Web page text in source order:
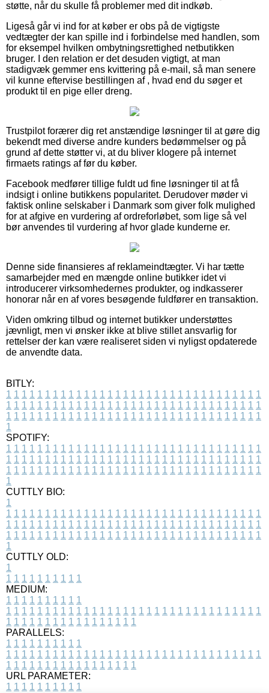
støtte, når du skulle få problemer med dit indkøb.
Ligeså går vi ind for at køber er obs på de vigtigste
vedtægter der kan spille ind i forbindelse med handlen, som
for eksempel hvilken ombytningsrettighed netbutikken
bruger. I den relation er det desuden vigtigt, at man
stadigvæk gemmer ens kvittering på e-mail, så man senere
vil kunne eftervise bestillingen af , hvad end du søger et
produkt til en pige eller dreng.
Trustpilot forærer dig ret anstændige løsninger til at gøre dig
bekendt med diverse andre kunders bedømmelser og på
grund af dette støtter vi, at du bliver klogere på internet
firmaets ratings af før du køber.
Facebook medfører tillige fuldt ud fine løsninger til at få
indsigt i online butikkens popularitet. Derudover møder vi
faktisk online selskaber i Danmark som giver folk mulighed
for at afgive en vurdering af ordreforløbet, som lige så vel
bør anvendes til vurdering af hvor glade kunderne er.
Denne side finansieres af reklameindtægter. Vi har tætte
samarbejder med en mængde online butikker idet vi
introducerer virksomhedernes produkter, og indkasserer
honorar når en af vores besøgende fuldfører en transaktion.
Viden omkring tilbud og internet butikker understøttes
jævnligt, men vi ønsker ikke at blive stillet ansvarlig for
rettelser der kan være realiseret siden vi nyligst opdaterede
de anvendte data.
BITLY:
1 1 1 1 1 1 1 1 1 1 1 1 1 1 1 1 1 1 1 1 1 1 1 1 1 1 1 1 1 1 1 1 1
1 1 1 1 1 1 1 1 1 1 1 1 1 1 1 1 1 1 1 1 1 1 1 1 1 1 1 1 1 1 1 1 1
1 1 1 1 1 1 1 1 1 1 1 1 1 1 1 1 1 1 1 1 1 1 1 1 1 1 1 1 1 1 1 1 1
1
SPOTIFY:
1 1 1 1 1 1 1 1 1 1 1 1 1 1 1 1 1 1 1 1 1 1 1 1 1 1 1 1 1 1 1 1 1
1 1 1 1 1 1 1 1 1 1 1 1 1 1 1 1 1 1 1 1 1 1 1 1 1 1 1 1 1 1 1 1 1
1 1 1 1 1 1 1 1 1 1 1 1 1 1 1 1 1 1 1 1 1 1 1 1 1 1 1 1 1 1 1 1 1
1
CUTTLY BIO:
1
1 1 1 1 1 1 1 1 1 1 1 1 1 1 1 1 1 1 1 1 1 1 1 1 1 1 1 1 1 1 1 1 1
1 1 1 1 1 1 1 1 1 1 1 1 1 1 1 1 1 1 1 1 1 1 1 1 1 1 1 1 1 1 1 1 1
1 1 1 1 1 1 1 1 1 1 1 1 1 1 1 1 1 1 1 1 1 1 1 1 1 1 1 1 1 1 1 1 1
1
CUTTLY OLD:
1
1 1 1 1 1 1 1 1 1 1
MEDIUM:
1 1 1 1 1 1 1 1 1 1
1 1 1 1 1 1 1 1 1 1 1 1 1 1 1 1 1 1 1 1 1 1 1 1 1 1 1 1 1 1 1 1 1
1 1 1 1 1 1 1 1 1 1 1 1 1 1 1 1 1
PARALLELS:
1 1 1 1 1 1 1 1 1 1
1 1 1 1 1 1 1 1 1 1 1 1 1 1 1 1 1 1 1 1 1 1 1 1 1 1 1 1 1 1 1 1 1
1 1 1 1 1 1 1 1 1 1 1 1 1 1 1 1 1
URL PARAMETER:
1 1 1 1 1 1 1 1 1 1